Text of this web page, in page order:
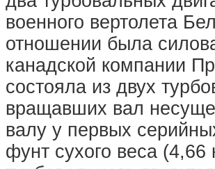
военного вертолета
отношении была
канадской компании
состояла из двух
вращавших вал
валу у первых
фунт сухого веса (4,66